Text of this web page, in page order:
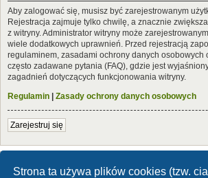
Strona ta używa plików cookies (tzw.
Aby zalogować się, musisz być zarejestrowanym
Rejestracja zajmuje tylko chwilę, a znacznie
z witryny. Administrator witryny może
wiele dodatkowych uprawnień. Przed rejestracją
regulaminem, zasadami ochrony danych osobowych
często zadawane pytania (FAQ), gdzie jest
zagadnień dotyczących funkcjonowania witryny.
Regulamin | Zasady ochrony danych osobowych
Zarejestruj się